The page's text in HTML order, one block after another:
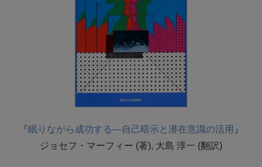
『眠りながら成功する―自己暗示と潜在意識の活用 』
ジョセフ・マーフィー (著), 大島 淳一 (翻訳)